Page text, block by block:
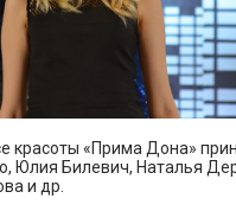
красоты «Прима Дона»
Юлия Билевич, Наталья
и др.